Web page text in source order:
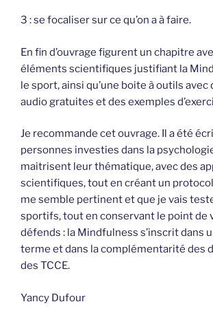
3 : se focaliser sur ce qu’on a à faire.
En fin d’ouvrage figurent un chapitre
éléments scientifiques justifiant la
le sport, ainsi qu’une boite à outils avec
audio gratuites et des exemples
Je recommande cet ouvrage. Il a été
personnes investies dans la
maitrisent leur thématique, avec des
scientifiques, tout en créant un
me semble pertinent et que je vais
sportifs, tout en conservant le point de
défends : la Mindfulness s’inscrit dans
terme et dans la complémentarité des
des TCCE.
Yancy Dufour